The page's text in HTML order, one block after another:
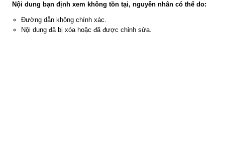
Nội dung bạn định xem không tồn tại, nguyên nhân có thể do:
Đường dẫn không chính xác.
Nội dung đã bị xóa hoặc đã được chỉnh sửa.